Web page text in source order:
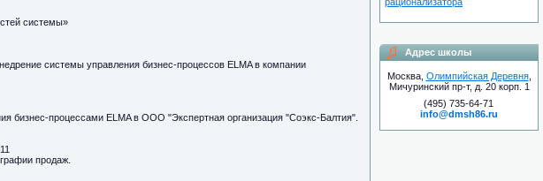
системы»
системы управления бизнес-процессов ELMA в компании
бизнес-процессами ELMA в ООО "Экспертная организация "Соэкс-Балтия".
продаж.
Адрес школы
Москва, Олимпийская Деревня,
Мичуринский пр-т, д. 20 корп. 1
(495) 735-64-71
info@dmsh86.ru